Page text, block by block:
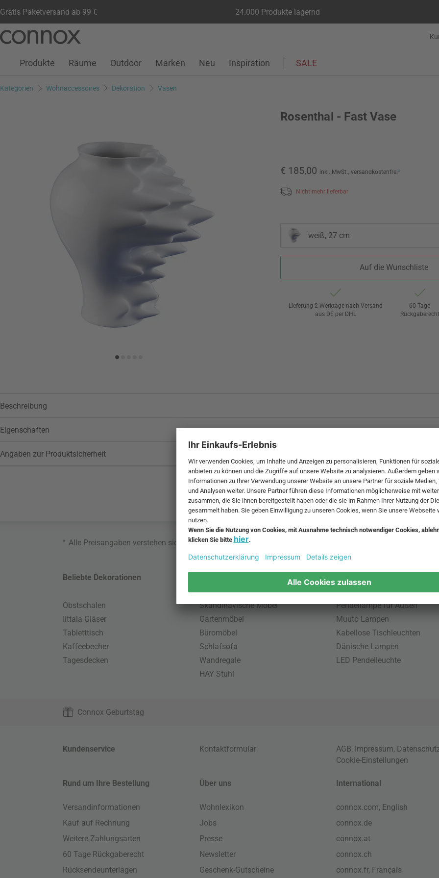
Gratis Paketversand ab 99 € 24.000 Produkte lagernd
Seiteninhalt
Suchfeld
Kundenkonto
Wunschliste
Warenkorb
Produkte Räume Outdoor Marken Neu Inspiration SALE
Kategorien Wohnaccessoires Dekoration Vasen
Rosenthal - Fast Vase
€ 185,00 inkl. MwSt., versandkostenfrei*
Nicht mehr lieferbar
weiß, 27 cm
Auf die Wunschliste
Lieferung 2 Werktage nach Versand
aus DE per DHL
60 Tage
Rückgaberecht
Beschreibung
Eigenschaften
Angaben zur Produktsicherheit
* Alle Preisangaben verstehen sich inklusive MwSt. und zzgl.
Beliebte Dekorationen
Obstschalen
Iittala Gläser
Tabletttisch
Kaffeebecher
Tagesdecken
Skandinavische Möbel
Gartenmöbel
Büromöbel
Schlafsofa
Wandregale
HAY Stuhl
Beliebte Leuchten
Pendellampe für Außen
Muuto Lampen
Kabellose Tischleuchten
Dänische Lampen
LED Pendelleuchte
Connox Geburtstag
Kundenservice Kontaktformular AGB, Impressum,
Cookie-Einstellungen
Rund um Ihre Bestellung
Versandinformationen
Kauf auf Rechnung
Weitere Zahlungsarten
60 Tage Rückgaberecht
Rücksendeunterlagen
Über uns
Wohnlexikon
Jobs
Presse
Newsletter
Geschenk-Gutscheine
International
connox.com, English
connox.de
connox.at
connox.ch
connox.fr, Français